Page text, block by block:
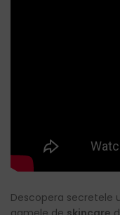
Descopera secretele